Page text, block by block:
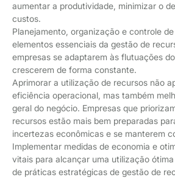
aumentar a produtividade, minimizar o
custos.
Planejamento, organização e controle
elementos essenciais da gestão de
empresas se adaptarem às flutuações
crescerem de forma constante.
Aprimorar a utilização de recursos não
eficiência operacional, mas também
geral do negócio. Empresas que
recursos estão mais bem preparadas
incertezas econômicas e se manterem
Implementar medidas de economia e
vitais para alcançar uma utilização
de práticas estratégicas de gestão de